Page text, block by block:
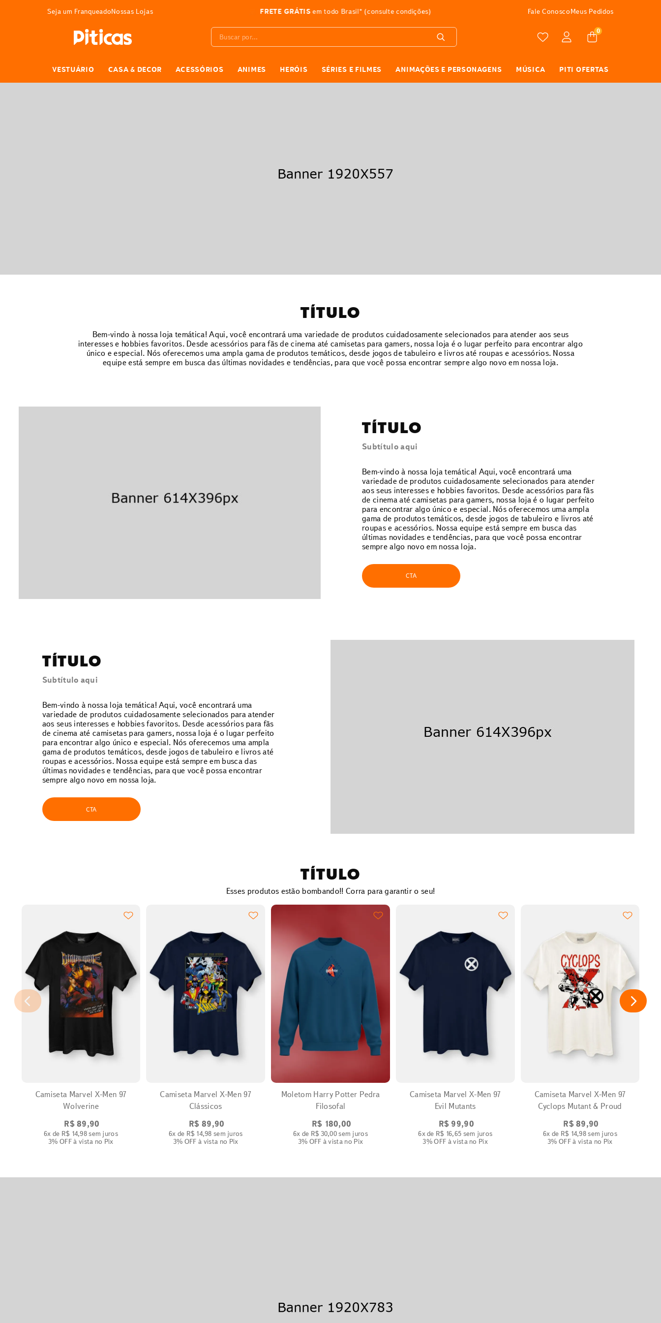
Seja um FranqueadoNossas Lojas 3% DE DESCONTOpagando com Pix ATÉ 10X SEM JUROS
Fale ConoscoMeus Pedidos
Buscar por... 0
VESTUÁRIO CASA & DECOR ACESSÓRIOS ANIMES HERÓIS SÉRIES E FILMES ANIMAÇÕES E PERSONAGENS MÚSICA PITI OFERTAS
TÍTULO
Bem-vindo à nossa loja temática! Aqui, você encontrará uma variedade de produtos cuidadosamente selecionados para atender aos seus
interesses e hobbies favoritos. Desde acessórios para fãs de cinema até camisetas para gamers, nossa loja é o lugar perfeito para encontrar algo
único e especial. Nós oferecemos uma ampla gama de produtos temáticos, desde jogos de tabuleiro e livros até roupas e acessórios. Nossa
equipe está sempre em busca das últimas novidades e tendências, para que você possa encontrar sempre algo novo em nossa loja.
TÍTULO
Subtítulo aqui
Bem-vindo à nossa loja temática! Aqui, você encontrará uma
variedade de produtos cuidadosamente selecionados para atender
aos seus interesses e hobbies favoritos. Desde acessórios para fãs
de cinema até camisetas para gamers, nossa loja é o lugar perfeito
para encontrar algo único e especial. Nós oferecemos uma ampla
gama de produtos temáticos, desde jogos de tabuleiro e livros até
roupas e acessórios. Nossa equipe está sempre em busca das
últimas novidades e tendências, para que você possa encontrar
sempre algo novo em nossa loja.
CTA
TÍTULO
Subtítulo aqui
Bem-vindo à nossa loja temática! Aqui, você encontrará uma
variedade de produtos cuidadosamente selecionados para atender
aos seus interesses e hobbies favoritos. Desde acessórios para fãs
de cinema até camisetas para gamers, nossa loja é o lugar perfeito
para encontrar algo único e especial. Nós oferecemos uma ampla
gama de produtos temáticos, desde jogos de tabuleiro e livros até
roupas e acessórios. Nossa equipe está sempre em busca das
últimas novidades e tendências, para que você possa encontrar
sempre algo novo em nossa loja.
CTA
TÍTULO
Esses produtos estão bombando!! Corra para garantir o seu!
Camiseta Marvel X-Men 97
Wolverine
R$ 89,90
6x de R$ 14,98sem juros
3% OFFà vista no Pix
Camiseta Marvel X-Men 97
Clássicos
R$ 89,90
6x de R$ 14,98 sem juros
3% OFF à vista no Pix
Moletom Harry Potter Pedra
Filosofal
R$ 180,00
6x de R$ 30,00sem juros
3% OFF à vista no Pix
Camiseta Marvel X-Men 97
Evil Mutants
R$ 99,90
6x de R$ 16,65 sem juros
3% OFF à vista no Pix
Camiseta Marvel X-Men 97
Cyclops Mutant & Proud
R$ 89,90
6x de R$ 14,98sem juros
3% OFFà vista no Pix